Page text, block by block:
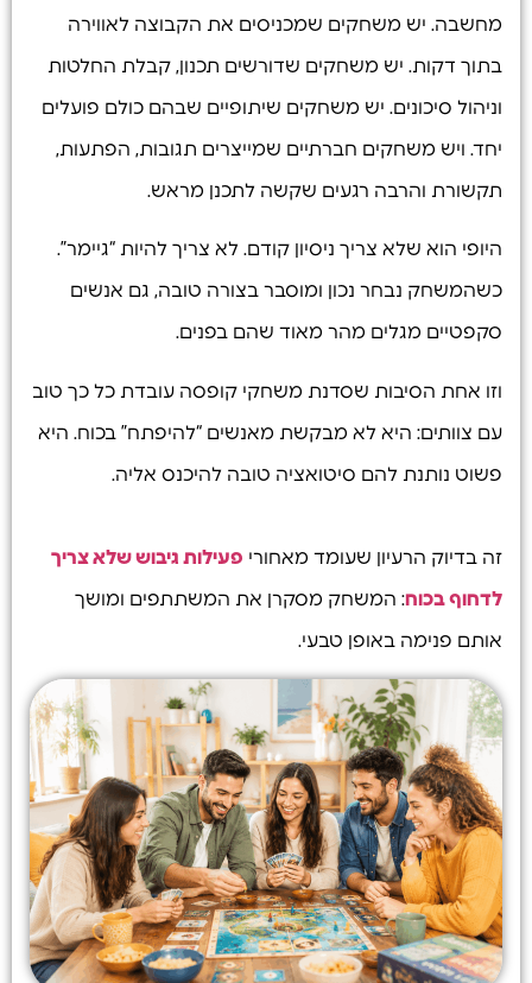
מחשבה. יש משחקים שמכניסים את הקבוצה לאווירה
בתוך דקות. יש משחקים שדורשים תכנון, קבלת החלטות
וניהול סיכונים. יש משחקים שיתופיים שבהם כולם פועלים
יחד. ויש משחקים חברתיים שמייצרים תגובות, הפתעות,
תקשורת והרבה רגעים שקשה לתכנן מראש.
היופי הוא שלא צריך ניסיון קודם. לא צריך להיות “גיימר”.
כשהמשחק נבחר נכון ומוסבר בצורה טובה, גם אנשים
סקפטיים מגלים מהר מאוד שהם בפנים.
וזו אחת הסיבות שסדנת משחקי קופסה עובדת כל כך טוב
עם צוותים: היא לא מבקשת מאנשים “להיפתח” בכוח. היא
פשוט נותנת להם סיטואציה טובה להיכנס אליה.
זה בדיוק הרעיון שעומד מאחורי פעילות גיבוש שלא צריך
לדחוף בכוח: המשחק מסקרן את המשתתפים ומושך
אותם פנימה באופן טבעי.